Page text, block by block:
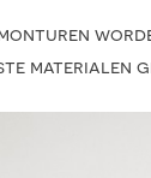
materialen